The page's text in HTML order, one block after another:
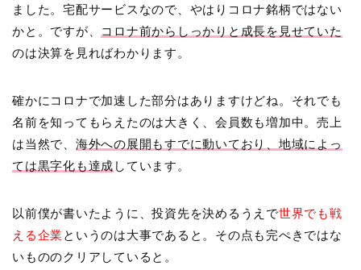
ました。宅配サービスなので、やはりコロナ銘柄ではない
かと。ですが、 コロナ前からしっかりと成長を見せていた
のは決算を見ればわかります。
確かにコロナで加速した部分はありますけどね。それでも
名前を知ってもらえたのは大きく、会員数も増加中。売上
は当然で、 海外への展開もすでに動いており、地域によっ
ては黒字化も達成 しています。
以前僕が書いたように、投資先を決めるうえで世界でも戦
える企業 というのは大事であると。その点も完ぺきではな
いもののクリアしていると。